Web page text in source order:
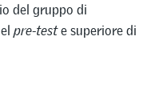
del gruppo di
pre-teste superiore di